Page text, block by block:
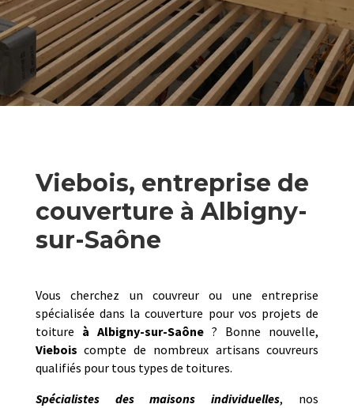
Viebois, entreprise de
couverture à Albigny-
sur-Saône
Vous cherchez un couvreur ou une entreprise
spécialisée dans la couverture pour vos projets de
toiture à Albigny-sur-Saône? Bonne nouvelle,
Viebois compte de nombreux artisans couvreurs
qualifiés pour tous types de toitures.
Spécialistes des maisons individuelles, nos